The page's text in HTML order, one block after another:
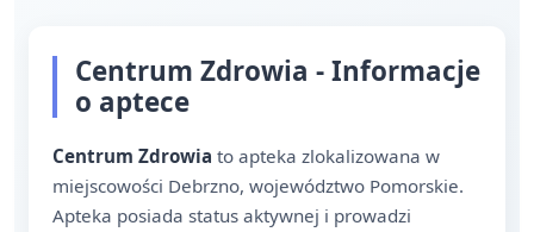
Centrum Zdrowia - Informacje
o aptece
Centrum Zdrowia to apteka zlokalizowana w
miejscowości Debrzno, województwo Pomorskie.
Apteka posiada status aktywnej i prowadzi